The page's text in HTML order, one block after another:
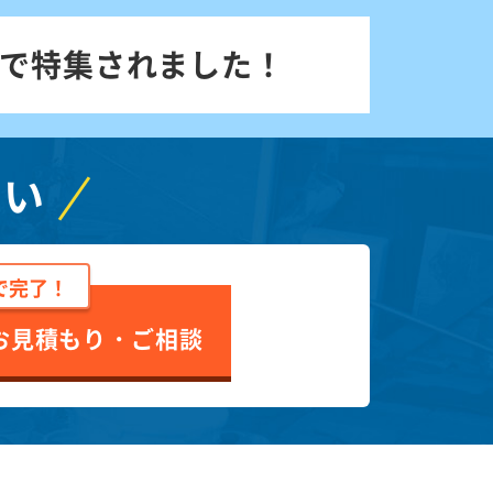
特集されました！
完了！
見積もり・ご相談